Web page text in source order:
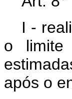
I -
o limite
após o